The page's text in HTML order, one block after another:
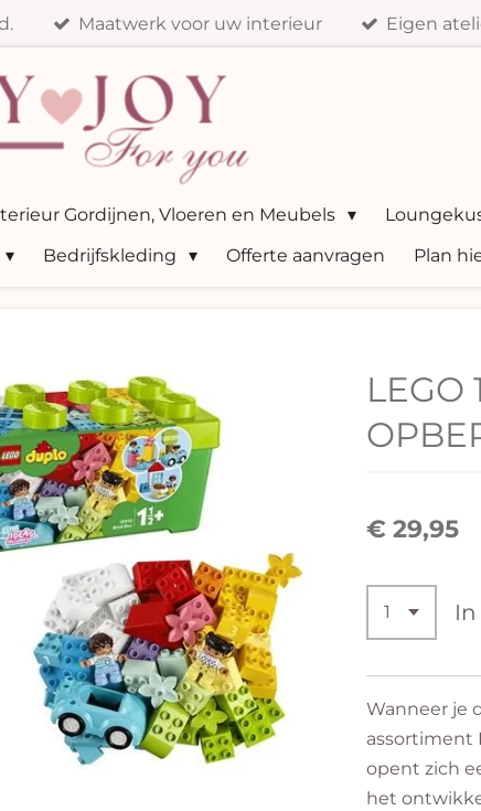
Maatwerk voor uw interieur Eigen
Gordijnen, Vloeren en Meubels
Bedrijfskleding Offerte aanvragen Plan
LEGO
€ 29,95
Wanneer je
assortiment
opent zich
het